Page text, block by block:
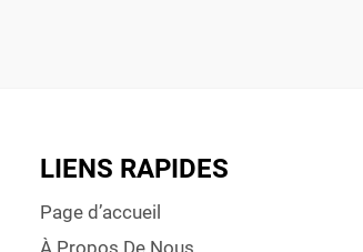
LIENS RAPIDES
Page d’accueil
À Propos De Nous